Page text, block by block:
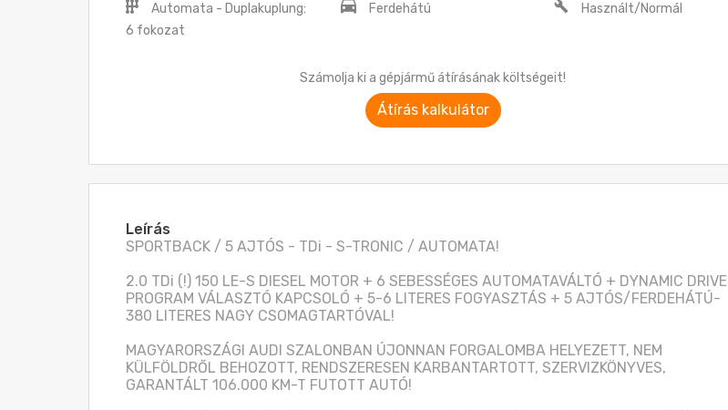
Automata - Duplakuplung:
6 fokozat
Ferdehátú Használt/Normál
Számolja ki a gépjármű átírásának költségeit!
Átírás kalkulátor
Leírás
SPORTBACK / 5 AJTÓS - TDi - S-TRONIC / AUTOMATA!
2.0 TDi (!) 150 LE-S DIESEL MOTOR + 6 SEBESSÉGES AUTOMATAVÁLTÓ + DYNAMIC DRIVE
PROGRAM VÁLASZTÓ KAPCSOLÓ + 5-6 LITERES FOGYASZTÁS + 5 AJTÓS/FERDEHÁTÚ-
380 LITERES NAGY CSOMAGTARTÓVAL!
MAGYARORSZÁGI AUDI SZALONBAN ÚJONNAN FORGALOMBA HELYEZETT, NEM
KÜLFÖLDRŐL BEHOZOTT, RENDSZERESEN KARBANTARTOTT, SZERVIZKÖNYVES,
GARANTÁLT 106.000 KM-T FUTOTT AUTÓ!